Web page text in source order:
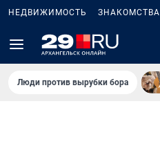
НЕДВИЖИМОСТЬ ЗНАКОМСТВА
Люди против вырубки бора